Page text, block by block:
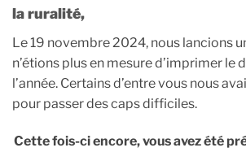
la ruralité,
Le 19 novembre 2024, nous lancions
n’étions plus en mesure d’imprimer le
l’année. Certains d’entre vous nous
pour passer des caps difficiles.
Cette fois-ci encore, vous avez été